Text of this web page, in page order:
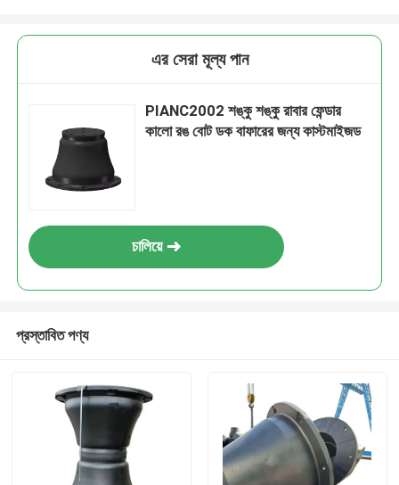
এর সেরা মূল্য পান
PIANC2002 শঙ্কু শঙ্কু রাবার ফেন্ডার
কালো রঙ বোট ডক বাফারের জন্য কাস্টমাইজড
চালিয়ে
প্রস্তাবিত পণ্য